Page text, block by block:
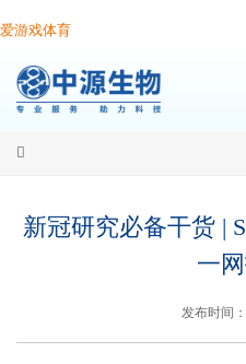
爱游戏体育
新冠研究必备干货 |
一
发布时间